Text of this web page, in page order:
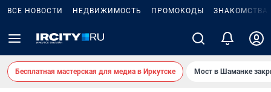
ВСЕ НОВОСТИ НЕДВИЖИМОСТЬ ПРОМОКОДЫ ЗНАКОМСТВА
Бесплатная мастерская для медиа в Иркутске Мост в Шаманке